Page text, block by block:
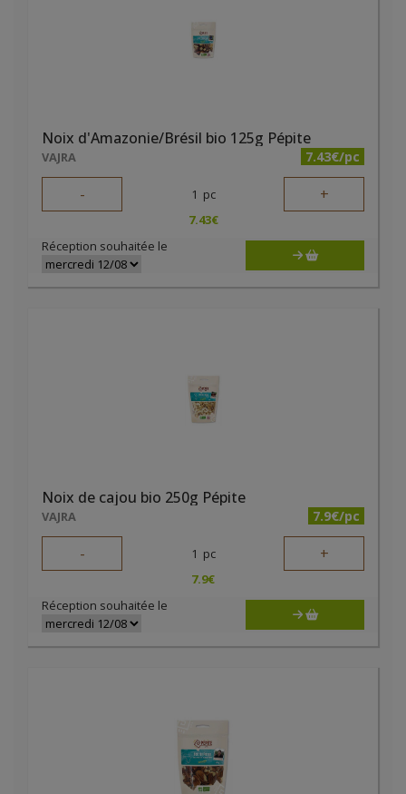
Noix d'Amazonie/Brésil bio 125g Pépite
VAJRA 7.43€/pc
- 1 pc +
7.43€
Réception souhaitée le
Noix de cajou bio 250g Pépite
VAJRA 7.9€/pc
- 1 pc +
7.9€
Réception souhaitée le